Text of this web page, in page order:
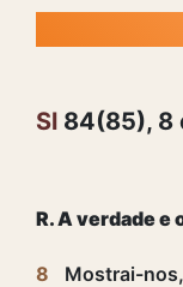
Sl 84(85), 8
R. A verdade e
8 Mostrai-